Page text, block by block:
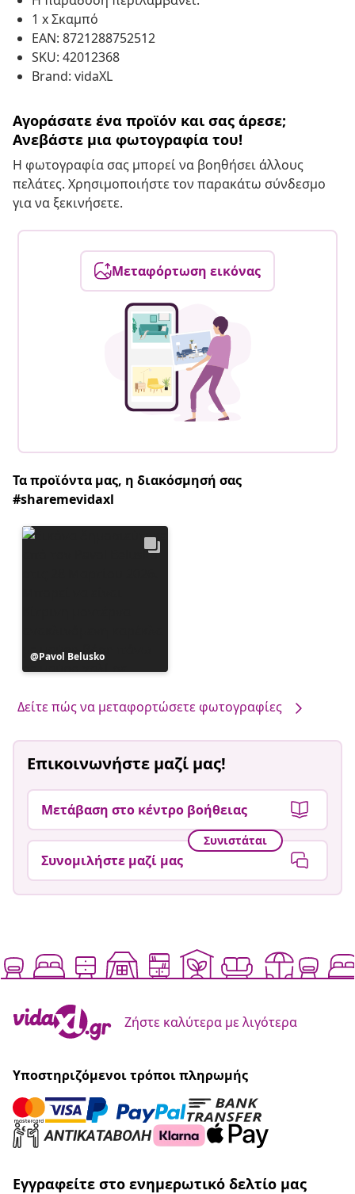
1 x Σκαμπό
EAN: 8721288752512
SKU: 42012368
Brand: vidaXL
Αγοράσατε ένα προϊόν και σας άρεσε;
Ανεβάστε μια φωτογραφία του!
Η φωτογραφία σας μπορεί να βοηθήσει άλλους
πελάτες. Χρησιμοποιήστε τον παρακάτω σύνδεσμο
για να ξεκινήσετε.
Μεταφόρτωση εικόνας
Τα προϊόντα μας, η διακόσμησή σας
#sharemevidaxl
Η
ανάρτηση
Pavol Belusko
Δείτε πώς να μεταφορτώσετε φωτογραφίες
Επικοινωνήστε μαζί μας!
Μετάβαση στο κέντρο βοήθειας
Συνιστάται
Συνομιλήστε μαζί μας
Ζήστε καλύτερα με λιγότερα
Υποστηριζόμενοι τρόποι πληρωμής
Εγγραφείτε στο ενημερωτικό δελτίο μας